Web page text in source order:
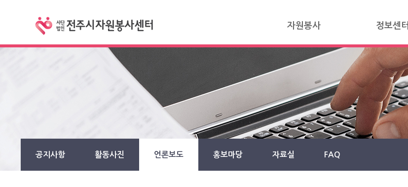
자원봉사 정보센터
공지사항 활동사진 언론보도 홍보마당 자료실 FAQ